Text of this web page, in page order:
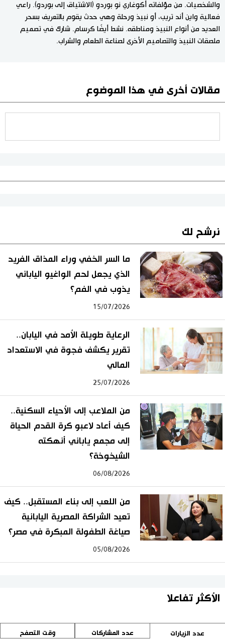
والشخصيات. من مؤلفاته أكوغاري نو بوردو (الاشتياق إلى بوردو). راعي
فعالية واين أند تريب، أو نبيذ ورحلة وهي حدث يقوم بالتعريف بسحر
العديد من أنواع النبيذ ومناطقه. نشط أيضًا كرسام. شارك في تصميم
ملصقات النبيذ والتصاميم الأخرى لصناعة الطعام والشراب.
مقالات أخرى في هذا الموضوع
نرشح لك
ما السر الخفي وراء المذاق الفريد
الذي يجعل لحم الواغيو الياباني
يذوب في الفم؟
15/07/2026
الرعاية طويلة الأمد في اليابان..
تقرير يكشف فجوة في الاستعداد
المالي
25/07/2026
من الملاعب إلى الأحياء السكنية..
كيف أعاد لاعبو كرة القدم الحياة
إلى مجمع ياباني أنهكته
الشيخوخة؟
06/08/2026
من اللعب إلى بناء المستقبل.. كيف
تعيد الشراكة المصرية اليابانية
صياغة الطفولة المبكرة في مصر؟
05/08/2026
الأكثر تفاعلا
عدد الزيارات عدد المشاركات وقت التصفح